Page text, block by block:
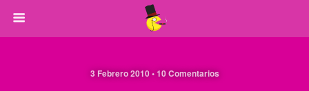
3 Febrero 2010 • 10 Comentarios